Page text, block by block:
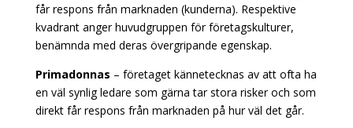
får respons från marknaden (kunderna). Respektive
kvadrant anger huvudgruppen för företagskulturer,
benämnda med deras övergripande egenskap.
Primadonnas – företaget kännetecknas av att ofta ha
en väl synlig ledare som gärna tar stora risker och som
direkt får respons från marknaden på hur väl det går.